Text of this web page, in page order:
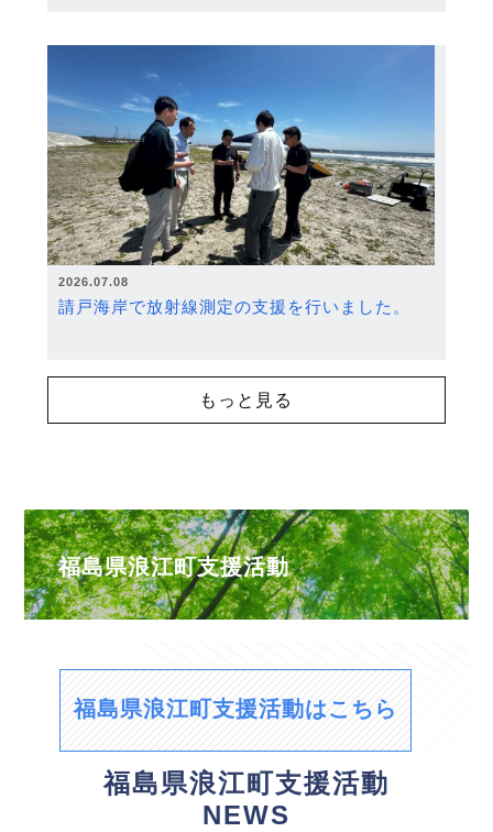
2026.07.08
請戸海岸で放射線測定の支援を行いました。
もっと見る
福島県浪江町支援活動
福島県浪江町支援活動はこちら
福島県浪江町支援活動
NEWS